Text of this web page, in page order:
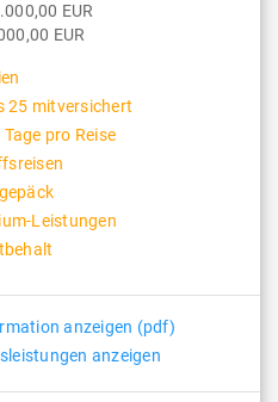
EUR
EUR
25 mitversichert
pro Reise
Leistungen
anzeigen (pdf)
anzeigen